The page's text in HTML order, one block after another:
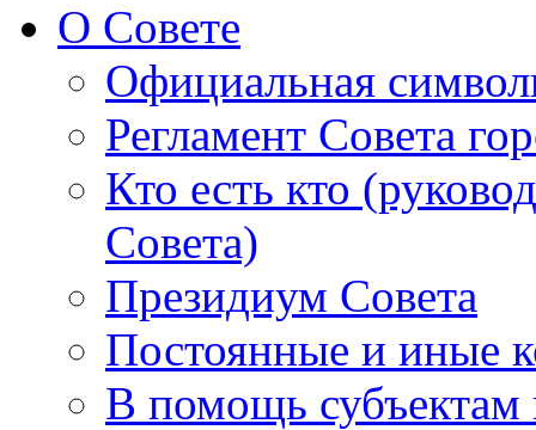
О Совете
Официальная
Регламент Совета
Кто есть кто
Совета)
Президиум Совета
Постоянные и иные
В помощь субъектам